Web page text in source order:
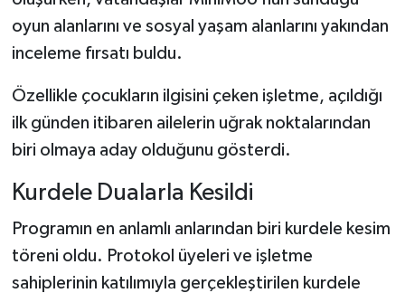
oyun alanlarını ve sosyal yaşam alanlarını yakından
inceleme fırsatı buldu.
Özellikle çocukların ilgisini çeken işletme, açıldığı
ilk günden itibaren ailelerin uğrak noktalarından
biri olmaya aday olduğunu gösterdi.
Kurdele Dualarla Kesildi
Programın en anlamlı anlarından biri kurdele kesim
töreni oldu. Protokol üyeleri ve işletme
sahiplerinin katılımıyla gerçekleştirilen kurdele